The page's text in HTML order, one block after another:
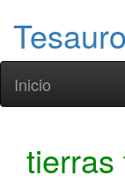
Inicio
tierras